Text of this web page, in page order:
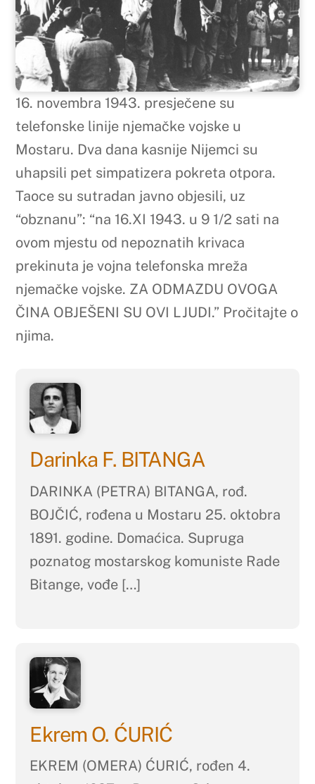
16. novembra 1943. presječene su
telefonske linije njemačke vojske u
Mostaru. Dva dana kasnije Nijemci su
uhapsili pet simpatizera pokreta otpora.
Taoce su sutradan javno objesili, uz
“obznanu”: “na 16.XI 1943. u 9 1/2 sati na
ovom mjestu od nepoznatih krivaca
prekinuta je vojna telefonska mreža
njemačke vojske. ZA ODMAZDU OVOGA
ČINA OBJEŠENI SU OVI LJUDI.” Pročitajte o
njima.
Darinka F. BITANGA
DARINKA (PETRA) BITANGA, rođ.
BOJČIĆ, rođena u Mostaru 25. oktobra
1891. godine. Domaćica. Supruga
poznatog mostarskog komuniste Rade
Bitange, vođe […]
Ekrem O. ĆURIĆ
EKREM (OMERA) ĆURIĆ, rođen 4.